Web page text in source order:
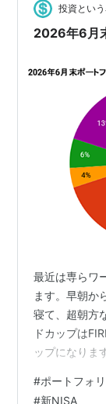
弱の山頂付近
で、暑くはあ
投資とい
2026年6月
最近は専らワ
ます。早朝か
寝て、超朝方
ドカップは
ップになりま
いうことが度
#ポートフォ
#新NISA